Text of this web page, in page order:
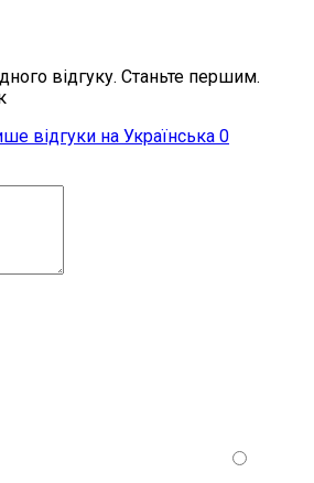
відгуку. Станьте першим.
відгуки на Українська 0